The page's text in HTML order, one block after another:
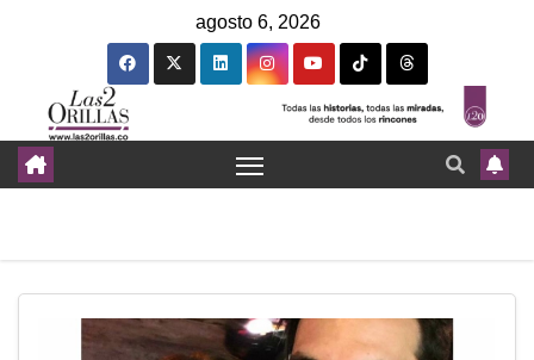
agosto 6, 2026